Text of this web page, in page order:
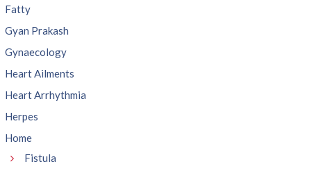
Fatty
Gyan Prakash
Gynaecology
Heart Ailments
Heart Arrhythmia
Herpes
Home
Fistula